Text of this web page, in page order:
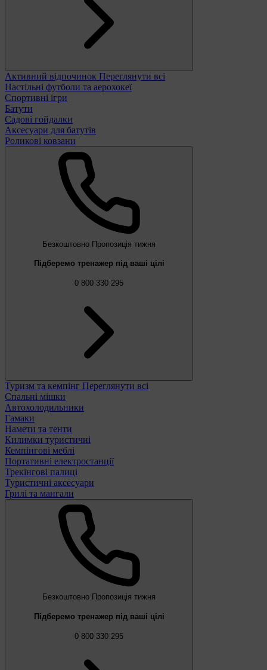
Активний відпочинок Переглянути всі
Настільні футболи та аерохокеї
Спортивні ігри
Батути
Садові гойдалки
Аксесуари для батутів
Роликові ковзани
Безкоштовно Пропозиція тижня
Підберемо тренажер під ваші цілі
0 800 330 295
Туризм та кемпінг Переглянути всі
Спальні мішки
Автохолодильники
Гамаки
Намети та тенти
Килимки туристичні
Кемпінгові меблі
Портативні електростанції
Трекінгові палиці
Туристичні аксесуари
Грилі та мангали
Безкоштовно Пропозиція тижня
Підберемо тренажер під ваші цілі
0 800 330 295